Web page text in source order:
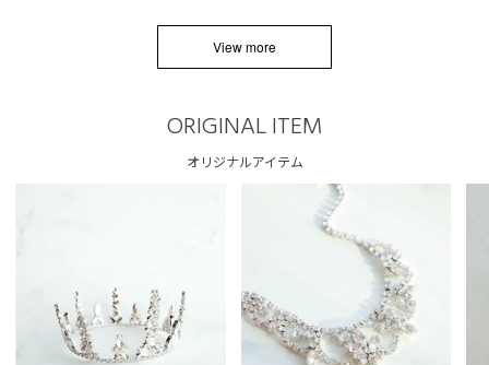
View more
ORIGINAL ITEM
オリジナルアイテム